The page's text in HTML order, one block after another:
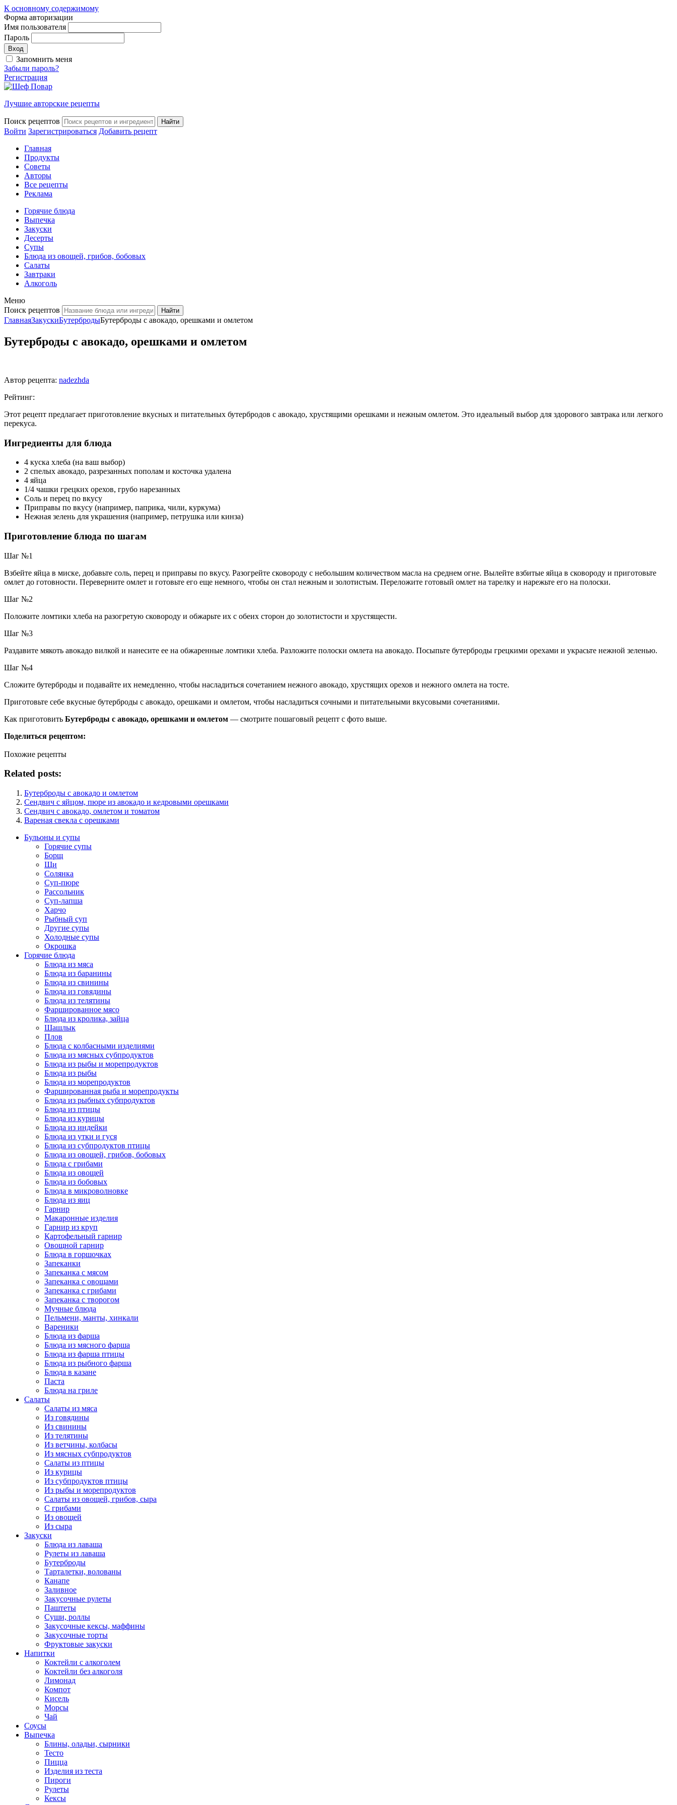
К основному содержимому
Форма авторизации
Имя пользователя
Пароль
Запомнить меня
Забыли пароль?
Регистрация
Лучшие авторские рецепты
Поиск рецептов
Войти Зарегистрироваться Добавить рецепт
Главная
Продукты
Советы
Авторы
Все рецепты
Реклама
Горячие блюда
Выпечка
Закуски
Десерты
Супы
Блюда из овощей, грибов, бобовых
Салаты
Завтраки
Алкоголь
Меню
Поиск рецептов
ГлавнаяЗакускиБутербродыБутерброды с авокадо, орешками и омлетом
Бутерброды с авокадо, орешками и омлетом
Автор рецепта: nadezhda
Рейтинг:
Этот рецепт предлагает приготовление вкусных и питательных бутербродов с авокадо, хрустящими орешками и нежным омлетом. Это идеальный выбор для здорового завтрака или легкого
перекуса.
Ингредиенты для блюда
4 куска хлеба (на ваш выбор)
2 спелых авокадо, разрезанных пополам и косточка удалена
4 яйца
1/4 чашки грецких орехов, грубо нарезанных
Соль и перец по вкусу
Приправы по вкусу (например, паприка, чили, куркума)
Нежная зелень для украшения (например, петрушка или кинза)
Приготовление блюда по шагам
Шаг №1
Взбейте яйца в миске, добавьте соль, перец и приправы по вкусу. Разогрейте сковороду с небольшим количеством масла на среднем огне. Вылейте взбитые яйца в сковороду и приготовьте
омлет до готовности. Переверните омлет и готовьте его еще немного, чтобы он стал нежным и золотистым. Переложите готовый омлет на тарелку и нарежьте его на полоски.
Шаг №2
Положите ломтики хлеба на разогретую сковороду и обжарьте их с обеих сторон до золотистости и хрустящести.
Шаг №3
Раздавите мякоть авокадо вилкой и нанесите ее на обжаренные ломтики хлеба. Разложите полоски омлета на авокадо. Посыпьте бутерброды грецкими орехами и украсьте нежной зеленью.
Шаг №4
Сложите бутерброды и подавайте их немедленно, чтобы насладиться сочетанием нежного авокадо, хрустящих орехов и нежного омлета на тосте.
Приготовьте себе вкусные бутерброды с авокадо, орешками и омлетом, чтобы насладиться сочными и питательными вкусовыми сочетаниями.
Как приготовить Бутерброды с авокадо, орешками и омлетом — смотрите пошаговый рецепт с фото выше.
Поделиться рецептом:
Похожие рецепты
Related posts:
Бутерброды с авокадо и омлетом
Сендвич с яйцом, пюре из авокадо и кедровыми орешками
Сендвич с авокадо, омлетом и томатом
Вареная свекла с орешками
Бульоны и супы
Горячие супы
Борщ
Щи
Солянка
Суп-пюре
Рассольник
Суп-лапша
Харчо
Рыбный суп
Другие супы
Холодные супы
Окрошка
Горячие блюда
Блюда из мяса
Блюда из баранины
Блюда из свинины
Блюда из говядины
Блюда из телятины
Фаршированное мясо
Блюда из кролика, зайца
Шашлык
Плов
Блюда с колбасными изделиями
Блюда из мясных субпродуктов
Блюда из рыбы и морепродуктов
Блюда из рыбы
Блюда из морепродуктов
Фаршированная рыба и морепродукты
Блюда из рыбных субпродуктов
Блюда из птицы
Блюда из курицы
Блюда из индейки
Блюда из утки и гуся
Блюда из субпродуктов птицы
Блюда из овощей, грибов, бобовых
Блюда с грибами
Блюда из овощей
Блюда из бобовых
Блюда в микроволновке
Блюда из яиц
Гарнир
Макаронные изделия
Гарнир из круп
Картофельный гарнир
Овощной гарнир
Блюда в горшочках
Запеканки
Запеканка с мясом
Запеканка с овощами
Запеканка с грибами
Запеканка с творогом
Мучные блюда
Пельмени, манты, хинкали
Вареники
Блюда из фарша
Блюда из мясного фарша
Блюда из фарша птицы
Блюда из рыбного фарша
Блюда в казане
Паста
Блюда на гриле
Салаты
Салаты из мяса
Из говядины
Из свинины
Из телятины
Из ветчины, колбасы
Из мясных субпродуктов
Салаты из птицы
Из курицы
Из субпродуктов птицы
Из рыбы и морепродуктов
Салаты из овощей, грибов, сыра
С грибами
Из овощей
Из сыра
Закуски
Блюда из лаваша
Рулеты из лаваша
Бутерброды
Тарталетки, волованы
Канапе
Заливное
Закусочные рулеты
Паштеты
Суши, роллы
Закусочные кексы, маффины
Закусочные торты
Фруктовые закуски
Напитки
Коктейли с алкоголем
Коктейли без алкоголя
Лимонад
Компот
Кисель
Морсы
Чай
Соусы
Выпечка
Блины, оладьи, сырники
Тесто
Пицца
Изделия из теста
Пироги
Рулеты
Кексы